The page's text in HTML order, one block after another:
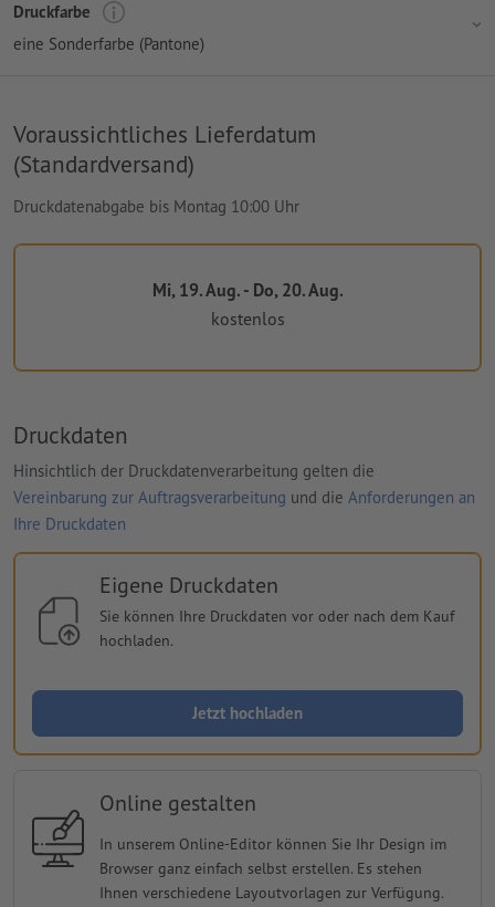
Druckfarbe
eine Sonderfarbe (Pantone)
Voraussichtliches Lieferdatum
(Standardversand)
Druckdatenabgabe bis Montag 10:00 Uhr
Mi, 19. Aug. - Do, 20. Aug.
kostenlos
Druckdaten
Hinsichtlich der Druckdatenverarbeitung gelten die
Vereinbarung zur Auftragsverarbeitung und die Anforderungen an
Ihre Druckdaten
Eigene Druckdaten
Sie können Ihre Druckdaten vor oder nach dem Kauf
hochladen.
Jetzt hochladen
Online gestalten
In unserem Online-Editor können Sie Ihr Design im
Browser ganz einfach selbst erstellen. Es stehen
Ihnen verschiedene Layoutvorlagen zur Verfügung.